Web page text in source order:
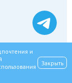
и
Закрыть